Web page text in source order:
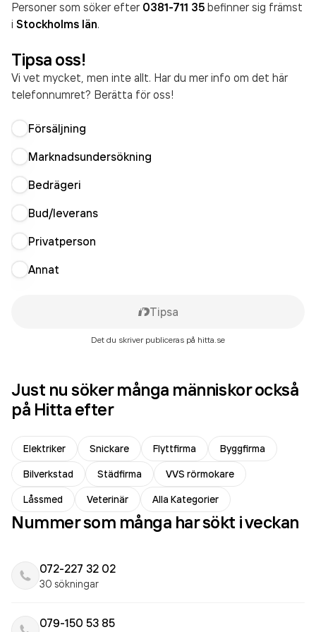
Personer som söker efter 0381-711 35 befinner sig främst
i Stockholms län.
Tipsa oss!
Vi vet mycket, men inte allt. Har du mer info om det här
telefonnumret? Berätta för oss!
Försäljning
Marknadsundersökning
Bedrägeri
Bud/leverans
Privatperson
Annat
Tipsa
Det du skriver publiceras på hitta.se
Just nu söker många människor också
på Hitta efter
Elektriker Snickare Flyttfirma
Byggfirma
Bilverkstad
Städfirma
VVS rörmokare
Låssmed
Veterinär Alla Kategorier
Nummer som många har sökt i veckan
072-227 32 02
30 sökningar
079-150 53 85